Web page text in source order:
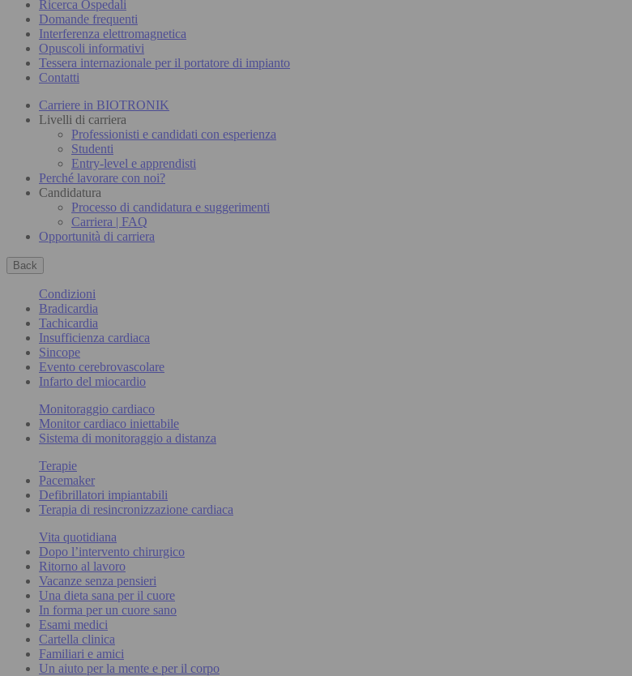
Ricerca Ospedali
Domande frequenti
Interferenza elettromagnetica
Opuscoli informativi
Tessera internazionale per il portatore di impianto
Contatti
Carriere in BIOTRONIK
Livelli di carriera
Professionisti e candidati con esperienza
Studenti
Entry-level e apprendisti
Perché lavorare con noi?
Candidatura
Processo di candidatura e suggerimenti
Carriera | FAQ
Opportunità di carriera
Back
Condizioni
Bradicardia
Tachicardia
Insufficienza cardiaca
Sincope
Evento cerebrovascolare
Infarto del miocardio
Monitoraggio cardiaco
Monitor cardiaco iniettabile
Sistema di monitoraggio a distanza
Terapie
Pacemaker
Defibrillatori impiantabili
Terapia di resincronizzazione cardiaca
Vita quotidiana
Dopo l’intervento chirurgico
Ritorno al lavoro
Vacanze senza pensieri
Una dieta sana per il cuore
In forma per un cuore sano
Esami medici
Cartella clinica
Familiari e amici
Un aiuto per la mente e per il corpo